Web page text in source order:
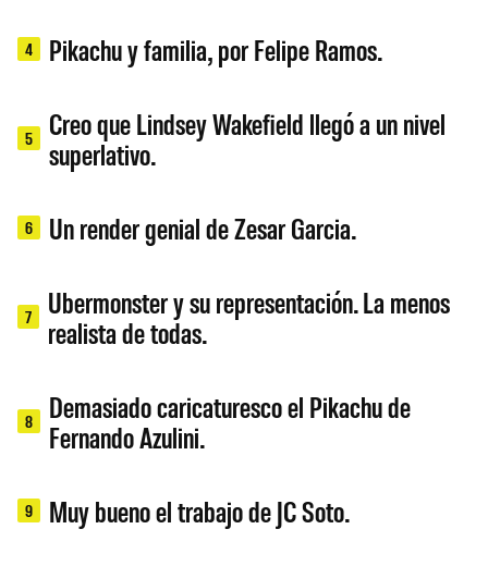
4 Pikachu y familia, por Felipe Ramos.
5
Creo que Lindsey Wakefield llegó a un nivel
superlativo.
6 Un render genial de Zesar Garcia.
7
Ubermonster y su representación. La menos
realista de todas.
8
Demasiado caricaturesco el Pikachu de
Fernando Azulini.
9 Muy bueno el trabajo de JC Soto.